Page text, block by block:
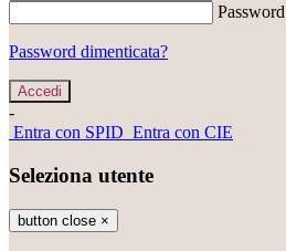
Password
Password dimenticata?
-
Entra con SPID Entra con CIE
Seleziona utente
button close ×